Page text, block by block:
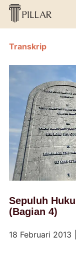
Transkrip
Sepuluh
(Bagian 4)
18 Februari 2013